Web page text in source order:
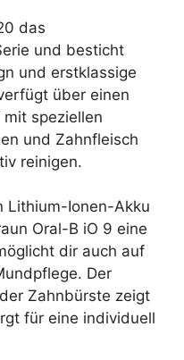
das
und besticht
und erstklassige
über einen
speziellen
und Zahnfleisch
reinigen.
Lithium-Ionen-Akku
Oral-B iO 9 eine
dir auch auf
Der
Zahnbürste zeigt
für eine individuell